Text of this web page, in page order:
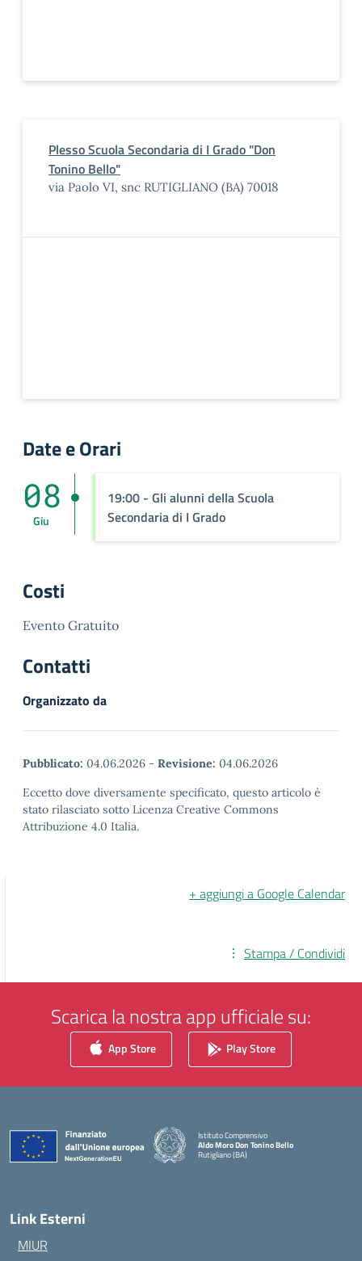
Plesso Scuola Secondaria di I Grado "Don
Tonino Bello"
via Paolo VI, snc RUTIGLIANO (BA) 70018
Date e Orari
08
Giu
19:00 - Gli alunni della Scuola
Secondaria di I Grado
Costi
Evento Gratuito
Contatti
Organizzato da
Pubblicato: 04.06.2026 - Revisione: 04.06.2026
Eccetto dove diversamente specificato, questo articolo è
stato rilasciato sotto Licenza Creative Commons
Attribuzione 4.0 Italia.
+ aggiungi a Google Calendar
Stampa / Condividi
Scarica la nostra app ufficiale su:
App Store Play Store
Istituto Comprensivo
Aldo Moro Don Tonino Bello
Rutigliano (BA)
— Visita la pagina iniziale della scuola
Link Esterni
MIUR